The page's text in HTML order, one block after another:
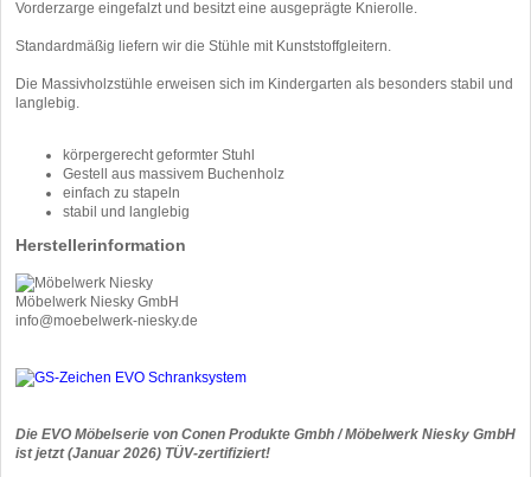
Vorderzarge eingefalzt und besitzt eine ausgeprägte Knierolle.
Standardmäßig liefern wir die Stühle mit Kunststoffgleitern.
Die Massivholzstühle erweisen sich im Kindergarten als besonders stabil und
langlebig.
körpergerecht geformter Stuhl
Gestell aus massivem Buchenholz
einfach zu stapeln
stabil und langlebig
Herstellerinformation
Möbelwerk Niesky GmbH
info@moebelwerk-niesky.de
Die EVO Möbelserie von Conen Produkte Gmbh / Möbelwerk Niesky GmbH
ist jetzt (Januar 2026) TÜV-zertifiziert!